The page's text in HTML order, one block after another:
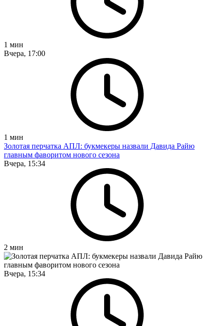
1 мин
Вчера, 17:00
1 мин
Золотая перчатка АПЛ: букмекеры назвали Давида Райю
главным фаворитом нового сезона
Вчера, 15:34
2 мин
Вчера, 15:34